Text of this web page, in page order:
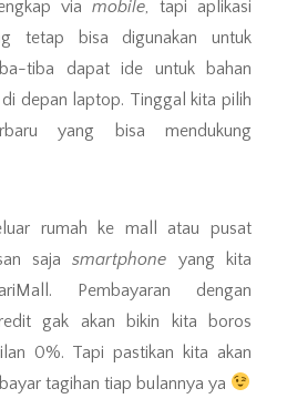
viamobile, tapi aplikasi
tetap bisa digunakan untuk
tiba dapat ide untuk bahan
depan laptop. Tinggal kita pilih
yang bisa mendukung
rumah ke mall atau pusat
sajasmartphone yang kita
Pembayaran dengan
gak akan bikin kita boros
0%. Tapi pastikan kita akan
tagihan tiap bulannya ya